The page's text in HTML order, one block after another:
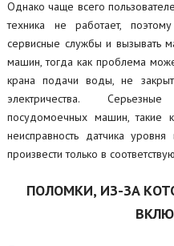
Однако чаще всего
техника не работает,
сервисные службы и вызывать
машин, тогда как проблема
крана подачи воды, не
электричества.
посудомоечных машин, такие
неисправность датчика
произвести только в
ПОЛОМКИ, ИЗ-ЗА